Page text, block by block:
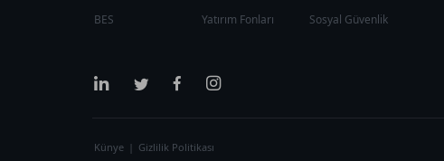
BES
Yatırım Fonları Sosyal Güvenlik
Künye | Gizlilik Politikası